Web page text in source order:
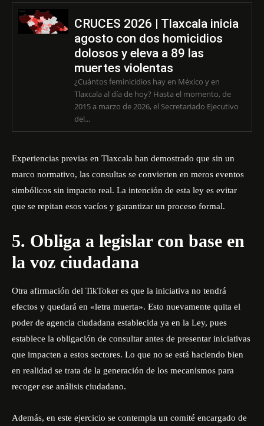
CRUCES 2026 | Tlaxcala inicia
agosto con dos homicidios
dolosos y eleva a 89 las
muertes violentas
¿Cuántos feminicidios hay en México y en
Tlaxcala al día de hoy? Hasta el momento, de
2015 a marzo de 2026, el Secretariado Ejecutivo
del...
Experiencias previas en Tlaxcala han demostrado que sin un
marco normativo, las consultas se convierten en meros eventos
simbólicos sin impacto real. La intención de esta ley es evitar
que se repitan esos vacíos y garantizar un proceso formal.
5. Obliga a legislar con base en
la voz ciudadana
Otra afirmación del TikToker es que la iniciativa no tendrá
efectos y quedará en «letra muerta». Esto nuevamente quita el
poder de agencia ciudadana establecida ya en la Ley, pues
establece la obligación de consultar antes de presentar iniciativas
que impacten a estos sectores. Lo que no se está haciendo bien
en realidad se trata de la generación de los mecanismos para
recoger ese análisis ciudadano.
Además, en este ejercicio se contempla un comité encargado de